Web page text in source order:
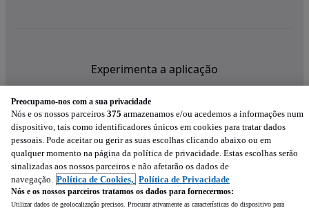
Experimenta a aplicação
Preocupamo-nos com a sua privacidade
Nós e os nossos parceiros 375 armazenamos e/ou acedemos a informações num
dispositivo, tais como identificadores únicos em cookies para tratar dados
pessoais. Pode aceitar ou gerir as suas escolhas clicando abaixo ou em
qualquer momento na página da política de privacidade. Estas escolhas serão
sinalizadas aos nossos parceiros e não afetarão os dados de
navegação. Política de Cookies, Política de Privacidade
Nós e os nossos parceiros tratamos os dados para fornecermos:
Utilizar dados de geolocalização precisos. Procurar ativamente as características do dispositivo para